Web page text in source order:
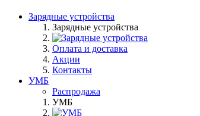
Зарядные устройства
Зарядные устройства
Оплата и доставка
Акции
Контакты
УМБ
Распродажа
УМБ